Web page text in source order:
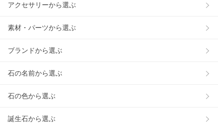
アクセサリーから選ぶ
素材・パーツから選ぶ
ブランドから選ぶ
石の名前から選ぶ
石の色から選ぶ
誕生石から選ぶ